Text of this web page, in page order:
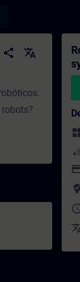
share translate
where_to_vote